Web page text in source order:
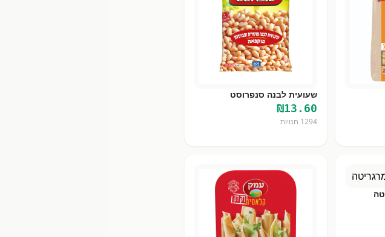
שעועית לבנה סנפרוסט
₪13.60
1294 חנויות